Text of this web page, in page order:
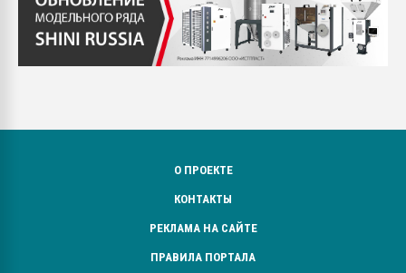
О ПРОЕКТЕ
КОНТАКТЫ
РЕКЛАМА НА САЙТЕ
ПРАВИЛА ПОРТАЛА